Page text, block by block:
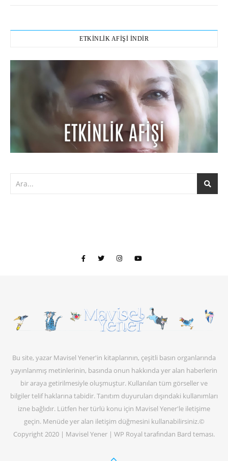
ETKİNLİK AFİŞİ İNDİR
Bu site, yazar Mavisel Yener'in kitaplarının, çeşitli basın organlarında
yayınlanmış metinlerinin, basında onun hakkında yer alan haberlerin
bir araya getirilmesiyle oluşmuştur. Kullanılan tüm görseller ve
bilgiler telif haklarına tabidir. Tanıtım duyuruları dışındaki kullanımları
izne bağlıdır. Lütfen her türlü konu için Mavisel Yener'le iletişime
geçin. Menüde yer alan iletişim düğmesini kullanabilirsiniz.©
Copyright 2020 | Mavisel Yener | WP Royal tarafından Bard teması.